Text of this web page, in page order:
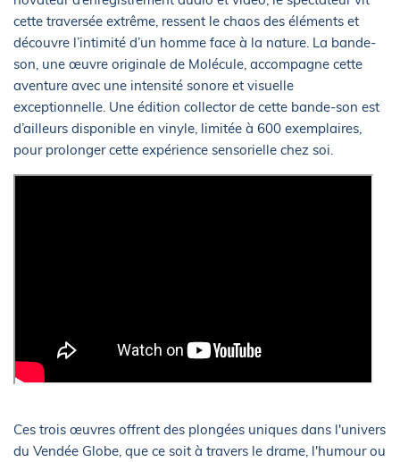
cette traversée extrême, ressent le chaos des éléments et
découvre l’intimité d’un homme face à la nature. La bande-
son, une œuvre originale de Molécule, accompagne cette
aventure avec une intensité sonore et visuelle
exceptionnelle. Une édition collector de cette bande-son est
d’ailleurs disponible en vinyle, limitée à 600 exemplaires,
pour prolonger cette expérience sensorielle chez soi.
Ces trois œuvres offrent des plongées uniques dans l'univers
du Vendée Globe, que ce soit à travers le drame, l'humour ou